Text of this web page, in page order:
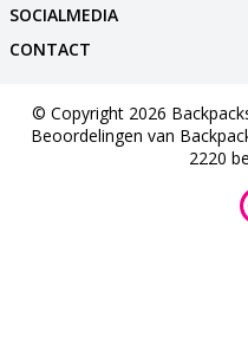
SOCIALMEDIA
CONTACT
© Copyright 2026
Beoordelingen van
2220